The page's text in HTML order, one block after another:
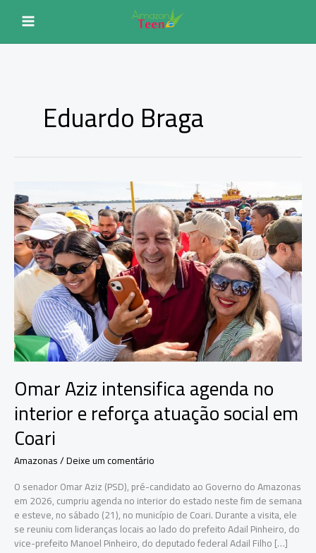
conteúdo
Eduardo Braga
Omar Aziz intensifica agenda no
interior e reforça atuação social em
Coari
Amazonas/Deixe um comentário
O senador Omar Aziz (PSD), pré-candidato ao Governo do Amazonas
em 2026, cumpriu agenda no interior do estado neste fim de semana
e esteve, no sábado (21), no município de Coari. Durante a visita, ele
se reuniu com lideranças locais ao lado do prefeito Adail Pinheiro, do
vice-prefeito Manoel Pinheiro, do deputado federal Adail Filho […]